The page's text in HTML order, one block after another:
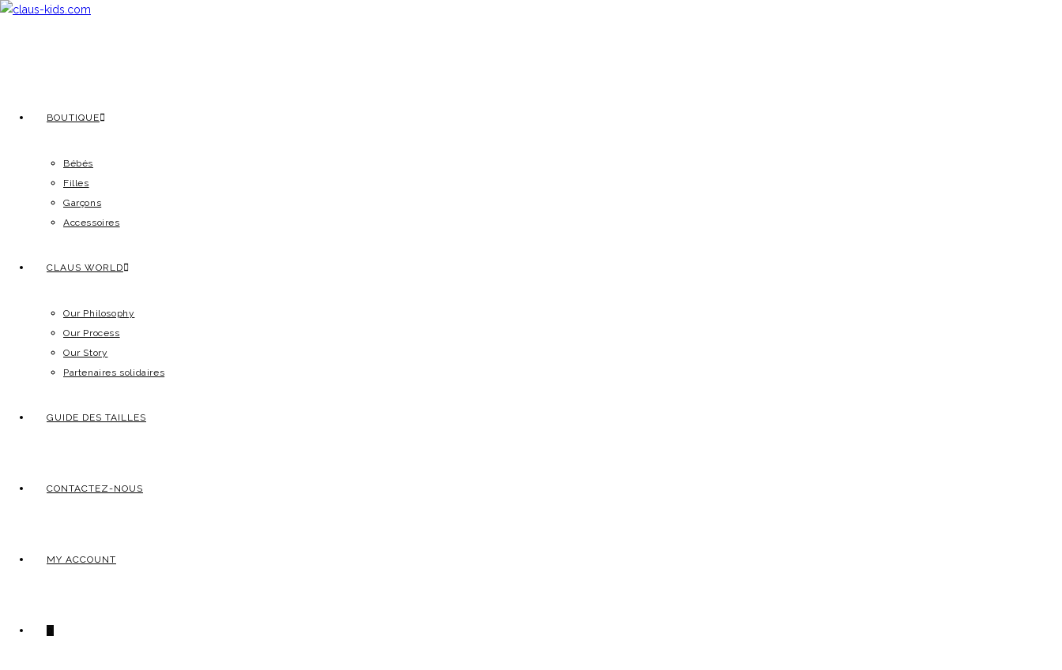
BOUTIQUE
Bébés
Filles
Garçons
Accessoires
CLAUS WORLD
Our Philosophy
Our Process
Our Story
Partenaires solidaires
GUIDE DES TAILLES
CONTACTEZ-NOUS
MY ACCOUNT